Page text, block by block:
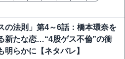
の法則」第4～6話：橋本環奈を
新たな恋…“4股ゲス不倫”の衝
明らかに【ネタバレ】